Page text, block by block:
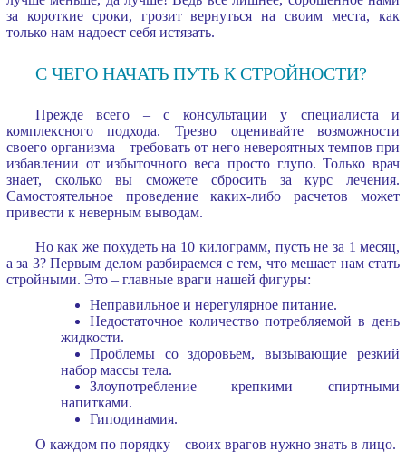
за короткие сроки, грозит вернуться на своим места, как
только нам надоест себя истязать.
С ЧЕГО НАЧАТЬ ПУТЬ К СТРОЙНОСТИ?
Прежде всего – с консультации у специалиста и
комплексного подхода. Трезво оценивайте возможности
своего организма – требовать от него невероятных темпов при
избавлении от избыточного веса просто глупо. Только врач
знает, сколько вы сможете сбросить за курс лечения.
Самостоятельное проведение каких-либо расчетов может
привести к неверным выводам.
Но как же похудеть на 10 килограмм, пусть не за 1 месяц,
а за 3? Первым делом разбираемся с тем, что мешает нам стать
стройными. Это – главные враги нашей фигуры:
Неправильное и нерегулярное питание.
Недостаточное количество потребляемой в день
жидкости.
Проблемы со здоровьем, вызывающие резкий
набор массы тела.
Злоупотребление крепкими спиртными
напитками.
Гиподинамия.
О каждом по порядку – своих врагов нужно знать в лицо.